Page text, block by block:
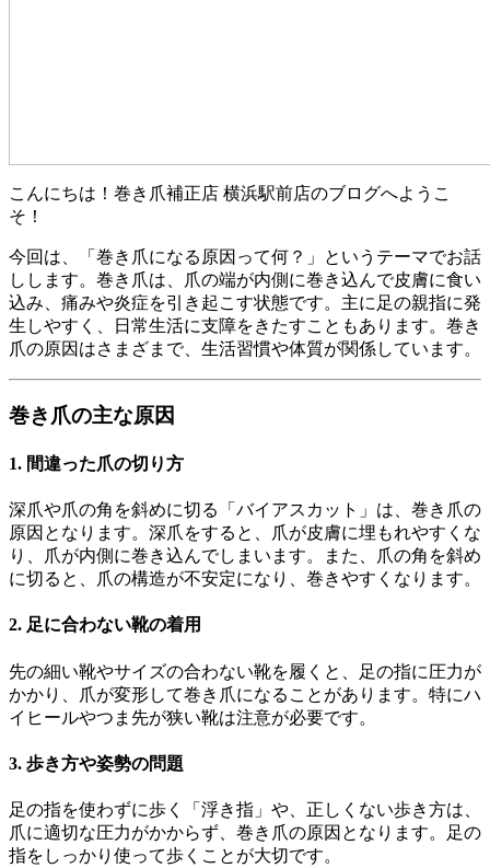
こんにちは！巻き爪補正店 横浜駅前店のブログへようこ
そ！
今回は、「巻き爪になる原因って何？」というテーマでお話
しします。​巻き爪は、爪の端が内側に巻き込んで皮膚に食い
込み、痛みや炎症を引き起こす状態です。​主に足の親指に発
生しやすく、日常生活に支障をきたすこともあります。​巻き
爪の原因はさまざまで、生活習慣や体質が関係しています。​
巻き爪の主な原因
1. 間違った爪の切り方
深爪や爪の角を斜めに切る「バイアスカット」は、巻き爪の
原因となります。​深爪をすると、爪が皮膚に埋もれやすくな
り、爪が内側に巻き込んでしまいます。​また、爪の角を斜め
に切ると、爪の構造が不安定になり、巻きやすくなります。​
2. 足に合わない靴の着用
先の細い靴やサイズの合わない靴を履くと、足の指に圧力が
かかり、爪が変形して巻き爪になることがあります。​特にハ
イヒールやつま先が狭い靴は注意が必要です。​
3. 歩き方や姿勢の問題
足の指を使わずに歩く「浮き指」や、正しくない歩き方は、
爪に適切な圧力がかからず、巻き爪の原因となります。​足の
指をしっかり使って歩くことが大切です。​